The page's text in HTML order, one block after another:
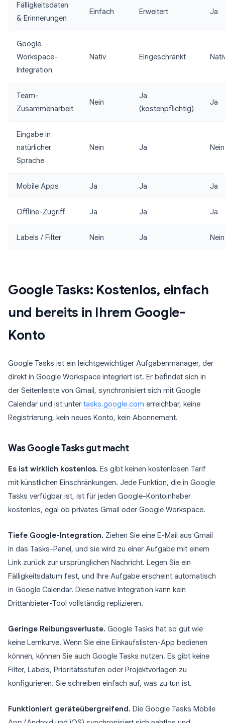
Fälligkeitsdaten
& Erinnerungen
Einfach Erweitert Ja
Google
Workspace-
Integration
Nativ Eingeschränkt
Team-
Zusammenarbeit
Nein
Ja
(kostenpflichtig)
Ja
Eingabe in
natürlicher
Sprache
Nein Ja Nein
Mobile Apps Ja Ja Ja
Offline-Zugriff Ja Ja Ja
Labels / Filter Nein Ja Nein
Google Tasks: Kostenlos, einfach
und bereits in Ihrem Google-
Konto
Google Tasks ist ein leichtgewichtiger Aufgabenmanager, der
direkt in Google Workspace integriert ist. Er befindet sich in
der Seitenleiste von Gmail, synchronisiert sich mit Google
Calendar und ist unter tasks.google.com erreichbar, keine
Registrierung, kein neues Konto, kein Abonnement.
Was Google Tasks gut macht
Es ist wirklich kostenlos. Es gibt keinen kostenlosen Tarif
mit künstlichen Einschränkungen. Jede Funktion, die in Google
Tasks verfügbar ist, ist für jeden Google-Kontoinhaber
kostenlos, egal ob privates Gmail oder Google Workspace.
Tiefe Google-Integration. Ziehen Sie eine E-Mail aus Gmail
in das Tasks-Panel, und sie wird zu einer Aufgabe mit einem
Link zurück zur ursprünglichen Nachricht. Legen Sie ein
Fälligkeitsdatum fest, und Ihre Aufgabe erscheint automatisch
in Google Calendar. Diese native Integration kann kein
Drittanbieter-Tool vollständig replizieren.
Geringe Reibungsverluste. Google Tasks hat so gut wie
keine Lernkurve. Wenn Sie eine Einkaufslisten-App bedienen
können, können Sie auch Google Tasks nutzen. Es gibt keine
Filter, Labels, Prioritätsstufen oder Projektvorlagen zu
konfigurieren. Sie schreiben einfach auf, was zu tun ist.
Funktioniert geräteübergreifend. Die Google Tasks Mobile